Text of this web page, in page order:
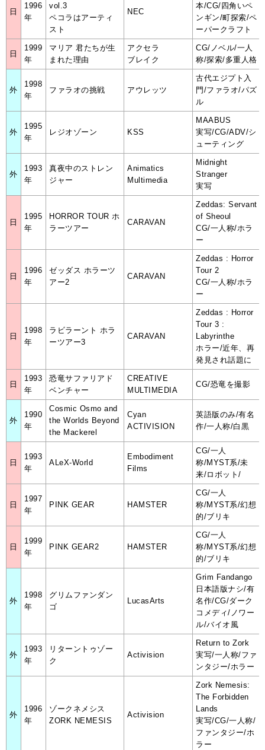
日
1996
年
vol.3
ペコラはアーティ
スト
NEC
本/CG/四角いペ
ンギン/町探索/ペ
ーパークラフト
日
1999
年
マリア 君たちが生
まれた理由
アクセラ
ブレイク
CG/ノベル/一人
称/探索/多重人格
外
1998
年
ファラオの挑戦 アウレッツ
古代エジプト入
門/ファラオ/パズ
ル
外
1995
年
レジオゾーン KSS
MAABUS
実写/CG/ADV/シ
ューティング
外
1993
年
真夜中のストレン
ジャー
Animatics
Multimedia
Midnight
Stranger
実写
日
1995
年
HORROR TOUR ホ
ラーツアー
CARAVAN
Zeddas: Servant
of Sheoul
CG/一人称/ホラ
ー
日
1996
年
ゼッダス ホラーツ
アー2
CARAVAN
Zeddas : Horror
Tour 2
CG/一人称/ホラ
ー
日
1998
年
ラビラーント ホラ
ーツアー3
CARAVAN
Zeddas : Horror
Tour 3 :
Labyrinthe
ホラー/近年、再
発見され話題に
日
1993
年
恐竜サファリアド
ベンチャー
CREATIVE
MULTIMEDIA
CG/恐竜を撮影
外
1990
年
Cosmic Osmo and
the Worlds Beyond
the Mackerel
Cyan
ACTIVISION
英語版のみ/有名
作/一人称/白黒
日
1993
年
ALeX-World
Embodiment
Films
CG/一人
称/MYST系/未
来/ロボット/
日
1997
年
PINK GEAR HAMSTER
CG/一人
称/MYST系/幻想
的/ブリキ
日
1999
年
PINK GEAR2 HAMSTER
CG/一人
称/MYST系/幻想
的/ブリキ
外
1998
年
グリムファンダン
ゴ
LucasArts
Grim Fandango
日本語版ナシ/有
名作/CG/ダーク
コメディ/ノワー
ル/バイオ風
外
1993
年
リターントゥゾー
ク
Activision
Return to Zork
実写/一人称/ファ
ンタジー/ホラー
外
1996
年
ゾークネメシス
ZORK NEMESIS
Activision
Zork Nemesis:
The Forbidden
Lands
実写/CG/一人称/
ファンタジー/ホ
ラー